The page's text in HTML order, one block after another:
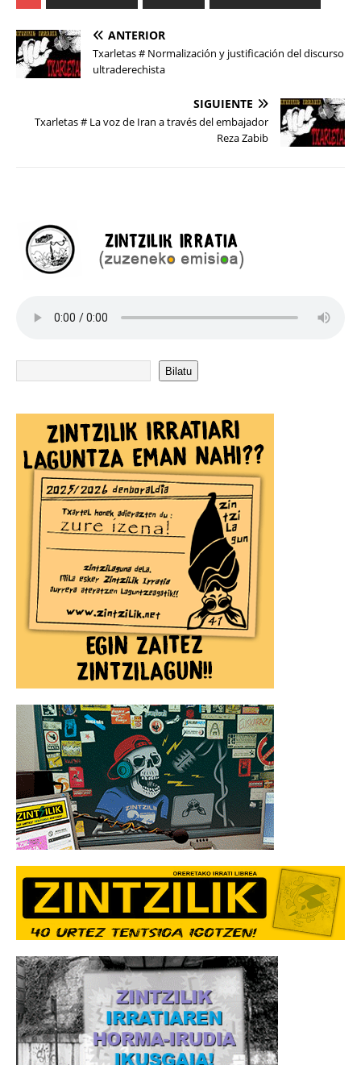
ANTERIOR
Txarletas # Normalización y justificación del discurso
ultraderechista
SIGUIENTE
Txarletas # La voz de Iran a través del embajador
Reza Zabib
Bilatu